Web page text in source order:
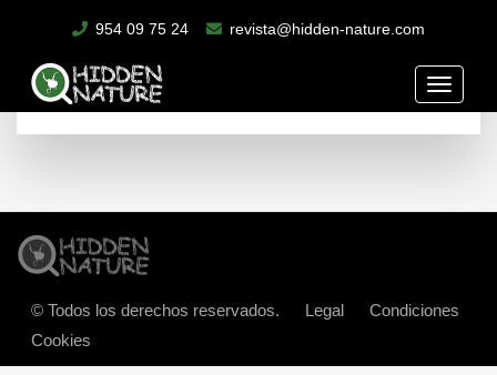
954 09 75 24 revista@hidden-nature.com
Toggle
Garrapatas, Agallas, Entomología forense, Blaptodeos
© Todos los derechos reservados. Legal
Condiciones
Cookies